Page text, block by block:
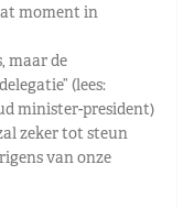
moment in
maar de
(lees:
minister-president)
zeker tot steun
van onze